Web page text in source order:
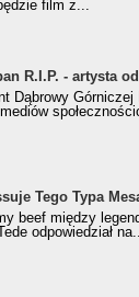
film z...
R.I.P. - artysta
Dąbrowy
Tego Typa
beef między
odpowiedział na...